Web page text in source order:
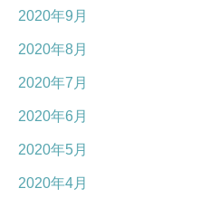
2020年9月
2020年8月
2020年7月
2020年6月
2020年5月
2020年4月